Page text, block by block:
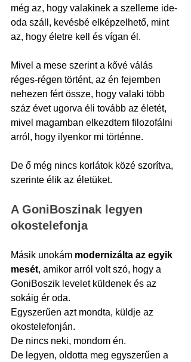
még az, hogy valakinek a szelleme ide-
oda száll, kevésbé elképzelhető, mint
az, hogy életre kell és vígan él.
Mivel a mese szerint a kővé válás
réges-régen történt, az én fejemben
nehezen fért össze, hogy valaki több
száz évet ugorva éli tovább az életét,
mivel magamban elkezdtem filozofálni
arról, hogy ilyenkor mi történne.
De ő még nincs korlátok közé szorítva,
szerinte élik az életüket.
A GoniBoszinak legyen
okostelefonja
Másik unokám modernizálta az egyik
mesét, amikor arról volt szó, hogy a
GoniBoszik levelet küldenek és az
sokáig ér oda.
Egyszerűen azt mondta, küldje az
okostelefonján.
De nincs neki, mondom én.
De legyen, oldotta meg egyszerűen a